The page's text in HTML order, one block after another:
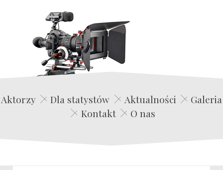
Edwin Film Agencja Aktorska
Aktorzy Dla statystów Aktualności
Galeria
Kontakt
O nas